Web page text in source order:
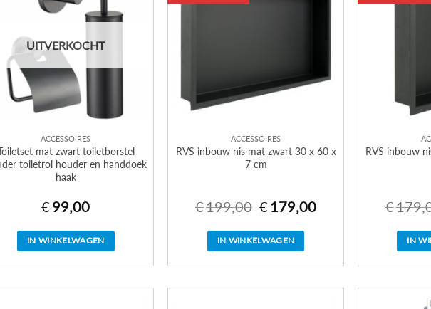
UITVERKOCHT
ACCESSOIRES
mat zwart toiletborstel
toiletrol houder en handdoek
haak
€ 99,00
IN WINKELWAGEN
ACCESSOIRES
RVS inbouw nis mat zwart 30 x 60 x
7 cm
€199,00 Oorspronkelijke
prijs
€199,00.
€ 179,00Huidige
prijs
IN WINKELWAGEN
RVS inbouw
€
IN